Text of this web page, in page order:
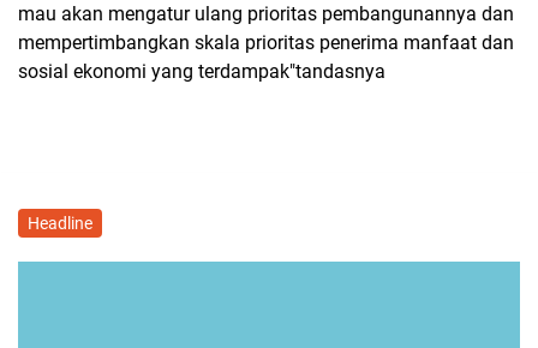
mau akan mengatur ulang prioritas pembangunannya dan
mempertimbangkan skala prioritas penerima manfaat dan
sosial ekonomi yang terdampak"tandasnya
Headline